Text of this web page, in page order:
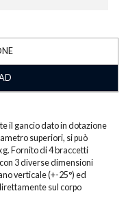
il gancio dato in dotazione
superiori, si può
Fornito di 4 braccetti
3 diverse dimensioni
verticale (+-25°) ed
sul corpo